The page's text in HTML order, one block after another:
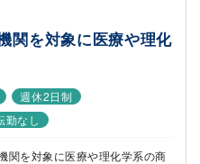
関を対象に医療や理化
週休2日制
勤なし
関を対象に医療や理化学系の商